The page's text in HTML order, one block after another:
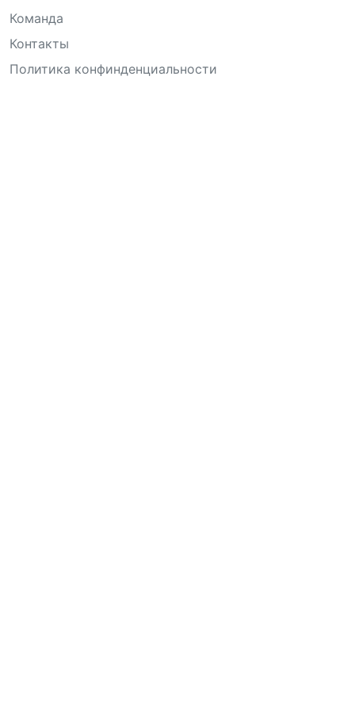
Команда
Контакты
Политика конфинденциальности